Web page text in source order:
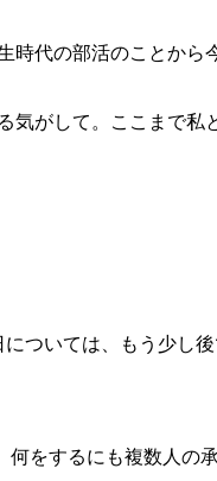
代の部活のことから
気がして。
ここまで私
ついては、もう少し
をするにも複数人の